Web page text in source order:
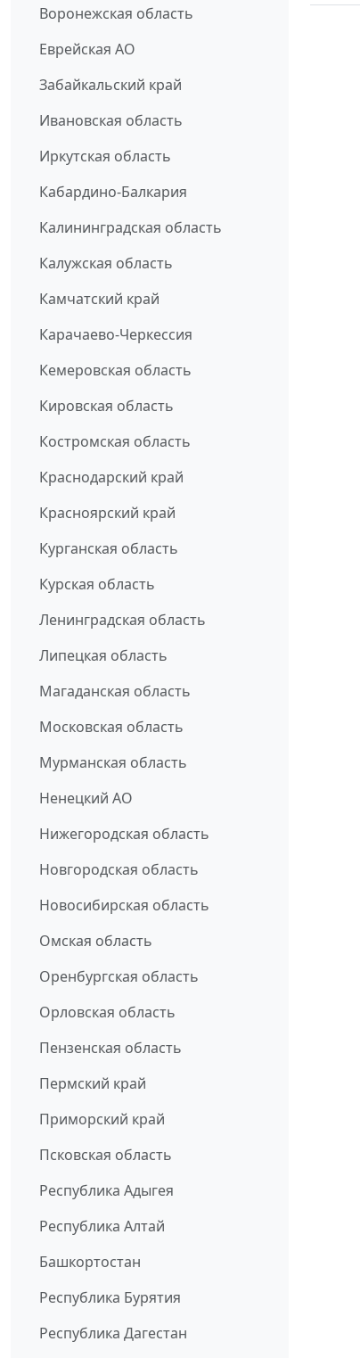
Воронежская область
Еврейская АО
Забайкальский край
Ивановская область
Иркутская область
Кабардино-Балкария
Калининградская область
Калужская область
Камчатский край
Карачаево-Черкессия
Кемеровская область
Кировская область
Костромская область
Краснодарский край
Красноярский край
Курганская область
Курская область
Ленинградская область
Липецкая область
Магаданская область
Московская область
Мурманская область
Ненецкий АО
Нижегородская область
Новгородская область
Новосибирская область
Омская область
Оренбургская область
Орловская область
Пензенская область
Пермский край
Приморский край
Псковская область
Республика Адыгея
Республика Алтай
Башкортостан
Республика Бурятия
Республика Дагестан